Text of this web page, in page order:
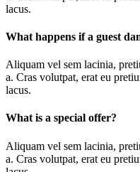
lacus.
What happens if a guest
Aliquam vel sem lacinia,
a. Cras volutpat, erat eu
lacus.
What is a special offer?
Aliquam vel sem lacinia,
a. Cras volutpat, erat eu